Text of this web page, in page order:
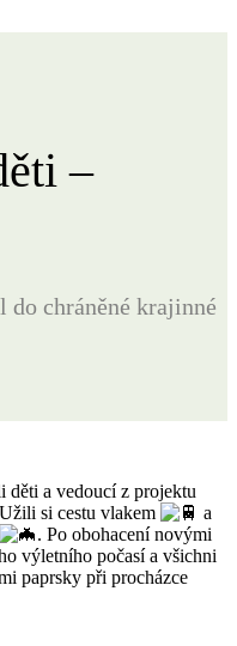
–
chráněné krajinné
děti a vedoucí z projektu
si cestu vlakem
a
. Po obohacení novými
výletního počasí a všichni
paprsky při procházce